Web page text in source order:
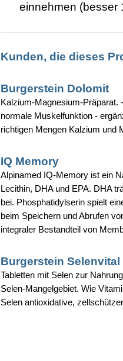
einnehmen (besser
Kunden, die dieses
Burgerstein Dolomit
Kalzium-Magnesium-Präparat.
normale Muskelfunktion -
richtigen Mengen Kalzium und
IQ Memory
Alpinamed IQ-Memory ist ein
Lecithin, DHA und EPA. DHA
bei. Phosphatidylserin spielt
beim Speichern und Abrufen
integraler Bestandteil von
Burgerstein Selenvital
Tabletten mit Selen zur
Selen-Mangelgebiet. Wie
Selen antioxidative,